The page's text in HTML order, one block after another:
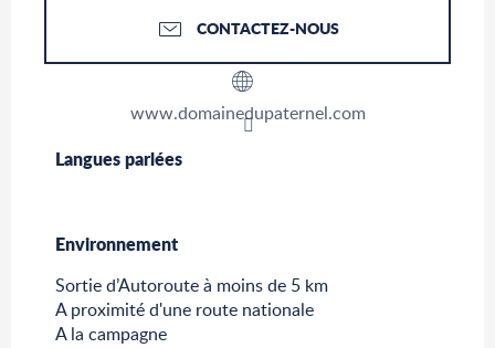
CONTACTEZ-NOUS
www.domainedupaternel.com
Langues parlées
Langues parlées
Environnement
Environnement
Sortie d’Autoroute à moins de 5 km
A proximité d'une route nationale
A la campagne